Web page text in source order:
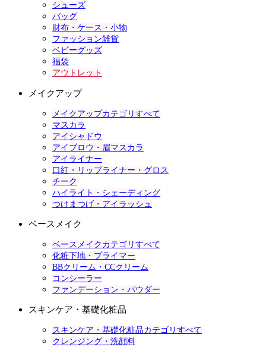
シューズ
バッグ
財布・ケース・小物
ファッション雑貨
ベビーグッズ
福袋
アウトレット
メイクアップ
メイクアップカテゴリすべて
マスカラ
アイシャドウ
アイブロウ・眉マスカラ
アイライナー
口紅・リップライナー・グロス
チーク
ハイライト・シェーディング
つけまつげ・アイラッシュ
ベースメイク
ベースメイクカテゴリすべて
化粧下地・プライマー
BBクリーム・CCクリーム
コンシーラー
ファンデーション・パウダー
スキンケア・基礎化粧品
スキンケア・基礎化粧品カテゴリすべて
クレンジング・洗顔料